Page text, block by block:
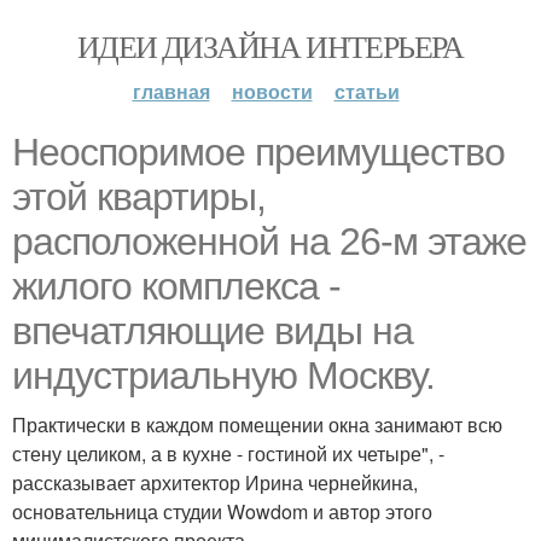
ИДЕИ ДИЗАЙНА ИНТЕРЬЕРА
главная новости статьи
Неоспоримое преимущество
этой квартиры,
расположенной на 26-м этаже
жилого комплекса -
впечатляющие виды на
индустриальную Москву.
Практически в каждом помещении окна занимают всю
стену целиком, а в кухне - гостиной их четыре", -
рассказывает архитектор Ирина чернейкина,
основательница студии Wowdom и автор этого